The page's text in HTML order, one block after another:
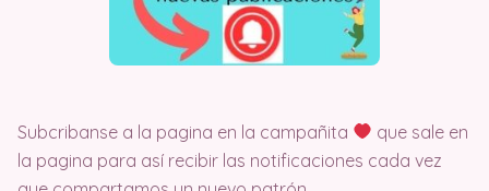
Subcribanse a la pagina en la campañita
que sale en
la pagina para así recibir las notificaciones cada vez